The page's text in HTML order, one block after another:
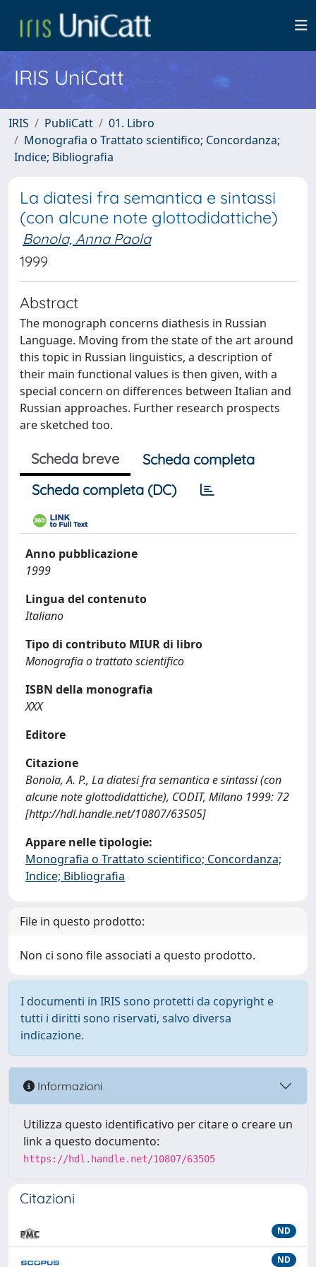
IRIS UniCatt
IRIS PubliCatt
01. Libro
Monografia o Trattato scientifico; Concordanza;
Indice; Bibliografia
La diatesi fra semantica e sintassi
(con alcune note glottodidattiche)
Bonola, Anna Paola
1999
Abstract
The monograph concerns diathesis in Russian
Language. Moving from the state of the art around
this topic in Russian linguistics, a description of
their main functional values is then given, with a
special concern on differences between Italian and
Russian approaches. Further research prospects
are sketched too.
Scheda breve
Scheda completa
Scheda completa (DC)
Anno pubblicazione
1999
Lingua del contenuto
Italiano
Tipo di contributo MIUR di libro
Monografia o trattato scientifico
ISBN della monografia
XXX
Editore
Citazione
Bonola, A. P., La diatesi fra semantica e sintassi (con
alcune note glottodidattiche), CODIT, Milano 1999: 72
[http://hdl.handle.net/10807/63505]
Appare nelle tipologie:
Monografia o Trattato scientifico; Concordanza;
Indice; Bibliografia
File in questo prodotto:
Non ci sono file associati a questo prodotto.
I documenti in IRIS sono protetti da copyright e
tutti i diritti sono riservati, salvo diversa
indicazione.
Informazioni
Utilizza questo identificativo per citare o creare un
link a questo documento:
https://hdl.handle.net/10807/63505
Citazioni
ND
ND